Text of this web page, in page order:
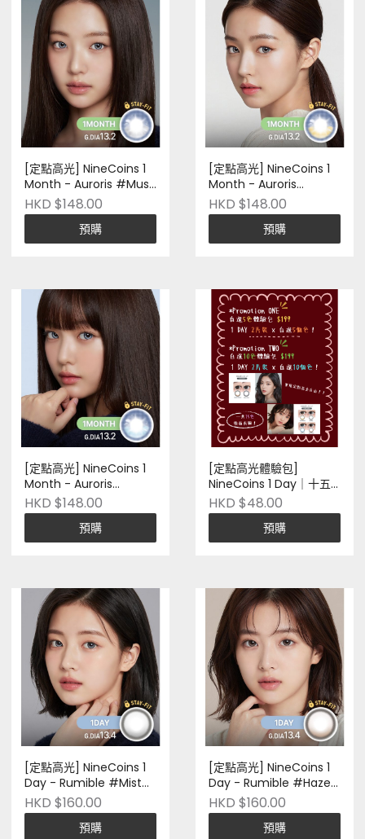
[定點高光] NineCoins 1
Month - Auroris #Muse
Gray｜兩片裝｜Silicone
Hydrogel｜ 韓國品牌｜
Pre-Order
HKD $148.00
預購
[定點高光] NineCoins 1
Month - Auroris
#Sunshine Ruby｜兩片
裝｜Silicone Hydrogel｜
韓國品牌｜Pre-Order
HKD $148.00
預購
[定點高光] NineCoins 1
Month - Auroris
#Midnight Aqua｜兩片
裝｜Silicone Hydrogel｜
韓國品牌｜Pre-Order
HKD $148.00
預購
[定點高光體驗包]
NineCoins 1 Day｜十五
色入｜兩片裝｜Silicone
Hydrogel｜ 韓國品牌｜
Pre-Order
HKD $48.00
預購
[定點高光] NineCoins 1
Day - Rumible #Mist
Gray｜十片裝｜Silicone
Hydrogel｜ 韓國品牌｜
Pre-Order
HKD $160.00
預購
[定點高光] NineCoins 1
Day - Rumible #Haze
Choco｜十片裝｜
Silicone Hydrogel｜ 韓
國品牌｜Pre-Order
HKD $160.00
預購